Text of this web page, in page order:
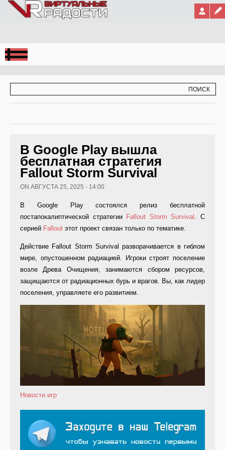
Jump to Navigation
В Google Play вышла
бесплатная стратегия
Fallout Storm Survival
ON АВГУСТА 25, 2025 - 14:00
В Google Play состоялся релиз бесплатной
постапокалиптической стратегии Fallout Storm Survival . С
серией Fallout этот проект связан только по тематике.
Действие Fallout Storm Survival разворачивается в гиблом
мире, опустошенном радиацией. Игроки строят поселение
возле Древа Очищения, занимаются сбором ресурсов,
защищаются от радиационных бурь и врагов. Вы, как лидер
поселения, управляете его развитием.
Новости игр